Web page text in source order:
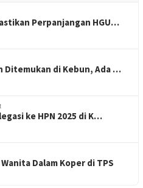
Perpanjangan HGU…
Ditemukan di Kebun, Ada …
ke HPN 2025 di K…
Dalam Koper di TPS